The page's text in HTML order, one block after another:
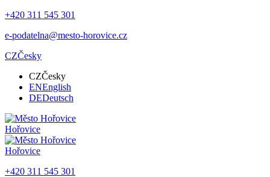
+420 311 545 301
e-podatelna@mesto-horovice.cz
CZČesky
CZČesky
ENEnglish
DEDeutsch
Hořovice
Hořovice
+420 311 545 301